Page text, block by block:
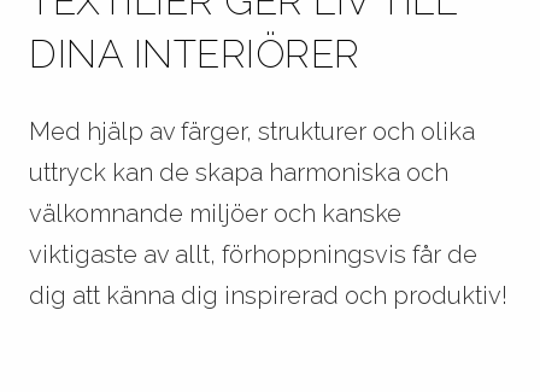
DINA INTERIÖRER
Med hjälp av färger, strukturer och olika
uttryck kan de skapa harmoniska och
välkomnande miljöer och kanske
viktigaste av allt, förhoppningsvis får de
dig att känna dig inspirerad och produktiv!